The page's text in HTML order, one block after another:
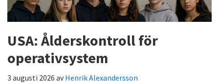
USA: Ålderskontroll för
operativsystem
3 augusti 2026 avHenrik Alexandersson